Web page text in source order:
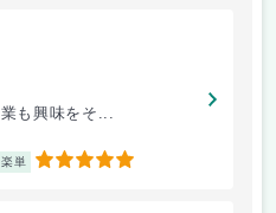
も興味をそ...
楽単 5